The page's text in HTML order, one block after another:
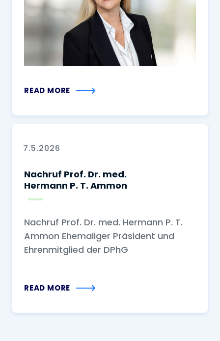
READ MORE
7.5.2026
Nachruf Prof. Dr. med.
Hermann P. T. Ammon
Nachruf Prof. Dr. med. Hermann P. T.
Ammon Ehemaliger Präsident und
Ehrenmitglied der DPhG
READ MORE